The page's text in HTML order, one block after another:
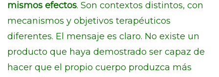
mismos efectos. Son contextos distintos, con
mecanismos y objetivos terapéuticos
diferentes. El mensaje es claro. No existe un
producto que haya demostrado ser capaz de
hacer que el propio cuerpo produzca más